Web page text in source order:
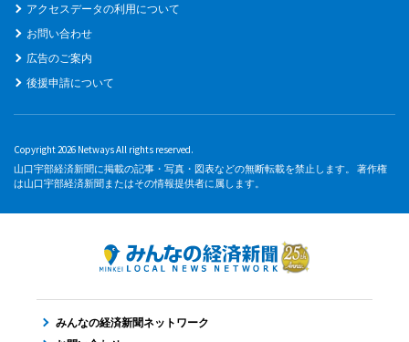
アクセスデータの利用について
お問い合わせ
広告のご案内
後援申請について
Copyright 2026 Netways All rights reserved.
山口宇部経済新聞に掲載の記事・写真・図表などの無断転載を禁止します。 著作権
は山口宇部経済新聞またはその情報提供者に属します。
みんなの経済新聞ネットワーク